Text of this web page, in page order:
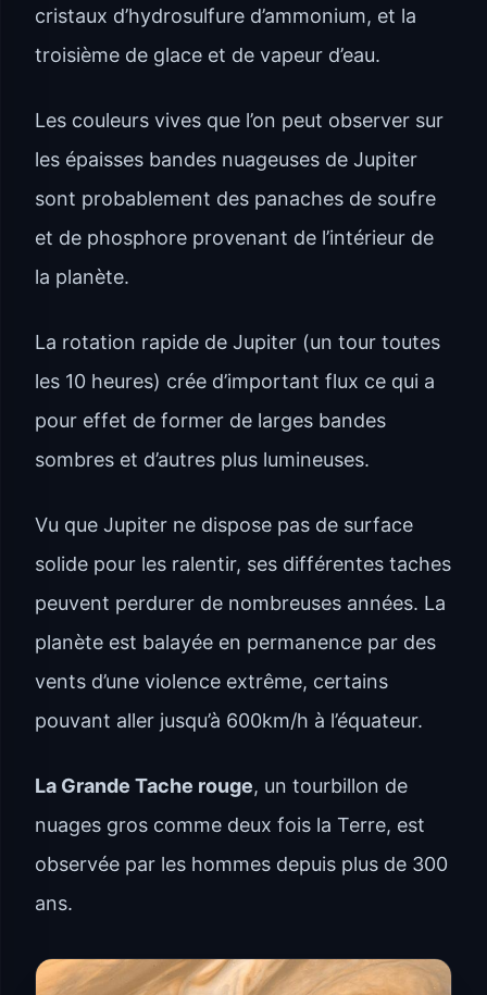
cristaux d’hydrosulfure d’ammonium, et la
troisième de glace et de vapeur d’eau.
Les couleurs vives que l’on peut observer sur
les épaisses bandes nuageuses de Jupiter
sont probablement des panaches de soufre
et de phosphore provenant de l’intérieur de
la planète.
La rotation rapide de Jupiter (un tour toutes
les 10 heures) crée d’important flux ce qui a
pour effet de former de larges bandes
sombres et d’autres plus lumineuses.
Vu que Jupiter ne dispose pas de surface
solide pour les ralentir, ses différentes taches
peuvent perdurer de nombreuses années. La
planète est balayée en permanence par des
vents d’une violence extrême, certains
pouvant aller jusqu’à 600km/h à l’équateur.
La Grande Tache rouge, un tourbillon de
nuages gros comme deux fois la Terre, est
observée par les hommes depuis plus de 300
ans.